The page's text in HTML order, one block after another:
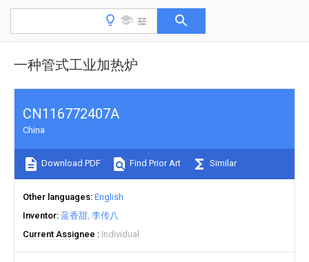
一种管式工业加热炉
CN116772407A
China
Download PDF Find Prior Art Similar
Other languages English
Inventor 蓝香甜 李传八
Current Assignee
Individual